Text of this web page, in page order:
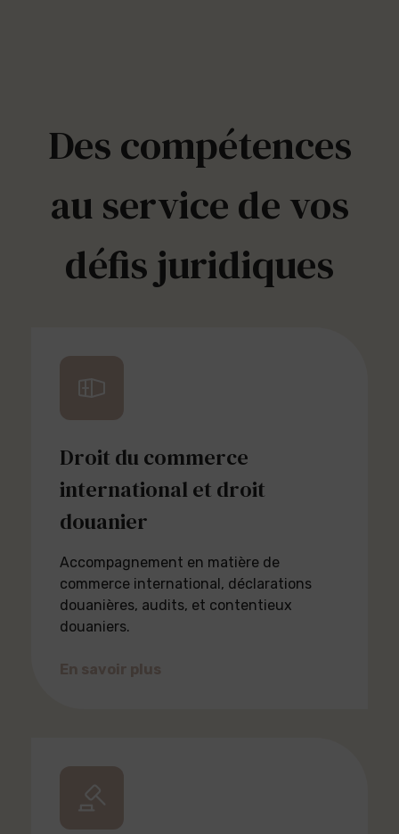
Des compétences
au service de vos
défis juridiques
Droit du commerce
international et droit
douanier
Accompagnement en matière de
commerce international, déclarations
douanières, audits, et contentieux
douaniers.
En savoir plus